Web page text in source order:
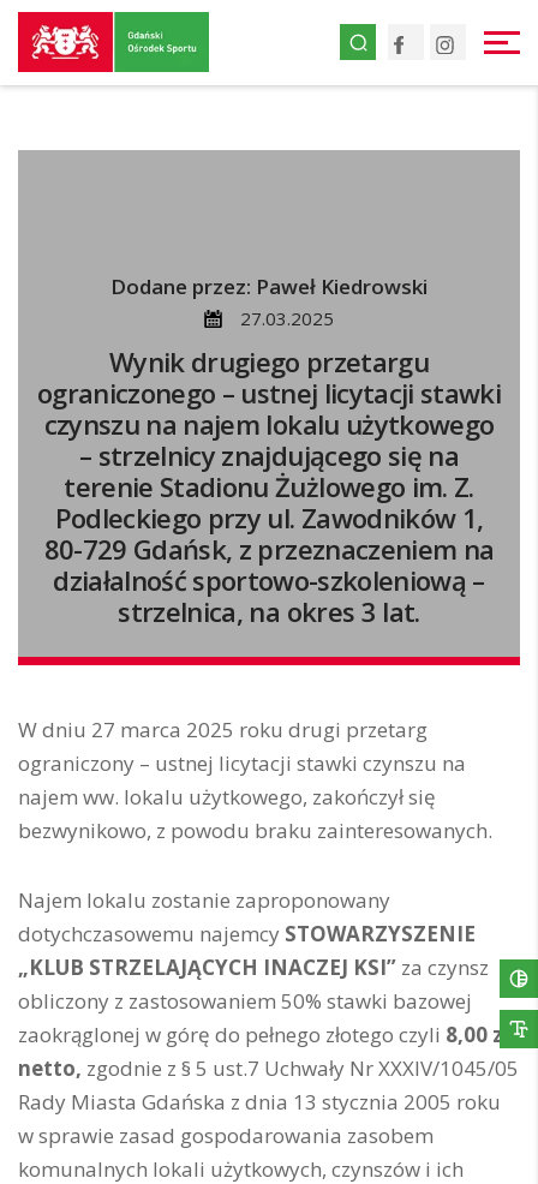
Przejdź
do
strony
Facebook
Dodane przez: Paweł Kiedrowski
27.03.2025
Wynik drugiego przetargu
ograniczonego – ustnej licytacji stawki
czynszu na najem lokalu użytkowego
– strzelnicy znajdującego się na
terenie Stadionu Żużlowego im. Z.
Podleckiego przy ul. Zawodników 1,
80-729 Gdańsk, z przeznaczeniem na
działalność sportowo-szkoleniową –
strzelnica, na okres 3 lat.
W dniu 27 marca 2025 roku drugi przetarg
ograniczony – ustnej licytacji stawki czynszu na
najem ww. lokalu użytkowego, zakończył się
bezwynikowo, z powodu braku zainteresowanych.
Najem lokalu zostanie zaproponowany
dotychczasowemu najemcy STOWARZYSZENIE
„KLUB STRZELAJĄCYCH INACZEJ KSI” za czynsz
obliczony z zastosowaniem 50% stawki bazowej
zaokrąglonej w górę do pełnego złotego czyli 8,00 zł
netto, zgodnie z § 5 ust.7 Uchwały Nr XXXIV/1045/05
Rady Miasta Gdańska z dnia 13 stycznia 2005 roku
w sprawie zasad gospodarowania zasobem
komunalnych lokali użytkowych, czynszów i ich